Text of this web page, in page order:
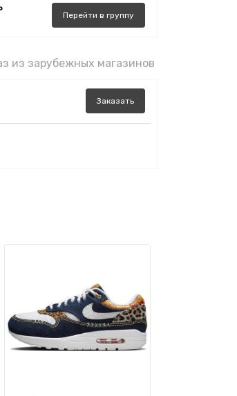
Перейти в группу
из зарубежных магазинов
Заказать